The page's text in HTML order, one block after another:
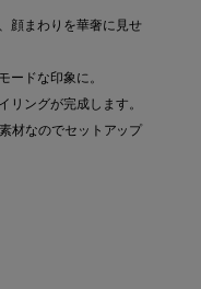
顔まわりを華奢に見せ
ードな印象に。
リングが完成します。
材なのでセットアップ